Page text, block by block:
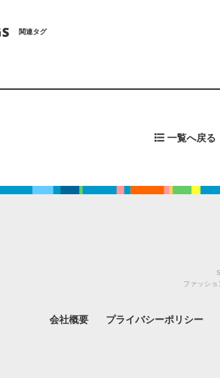
関連タグ
一覧へ戻る
ファッショ
会社概要 プライバシーポリシー